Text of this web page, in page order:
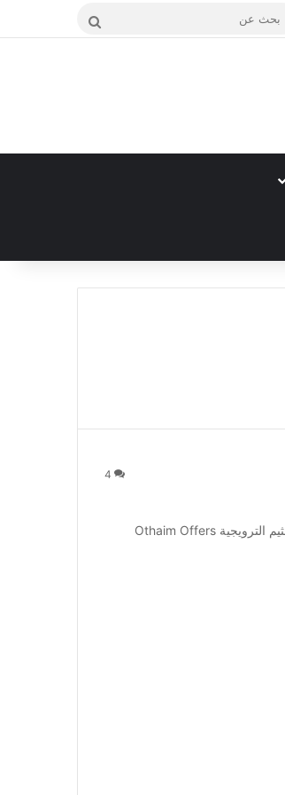
بحث
4
عروض العثيم الترويجية Othaim Offers Today – عـــروض رمضـــان عروض العثيم الترويجية Othaim Offers